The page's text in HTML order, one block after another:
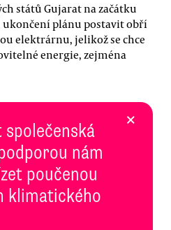
států Gujarat na začátku
plánu postavit obří
elektrárnu, jelikož se chce
energie, zejména
nám
poučenou
klimatického
×